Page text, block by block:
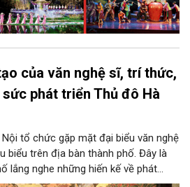
của văn nghệ sĩ, trí thức,
phát triển Thủ đô Hà
tổ chức gặp mặt đại biểu văn nghệ
biểu trên địa bàn thành phố. Đây là
lắng nghe những hiến kế về phát
đổi mới sáng tạo, công nghiệp văn